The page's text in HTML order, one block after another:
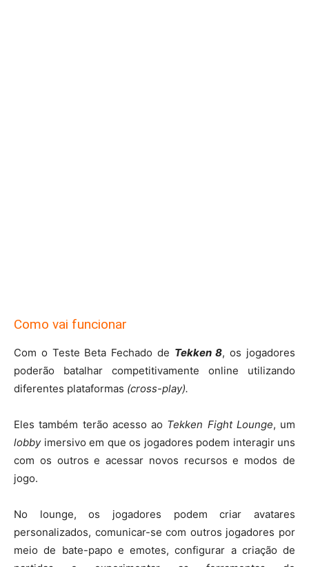
Como vai funcionar
Com o Teste Beta Fechado de Tekken 8, os jogadores
poderão batalhar competitivamente online utilizando
diferentes plataformas (cross-play).
Eles também terão acesso ao Tekken Fight Lounge, um
lobbyimersivo em que os jogadores podem interagir uns
com os outros e acessar novos recursos e modos de
jogo.
No lounge, os jogadores podem criar avatares
personalizados, comunicar-se com outros jogadores por
meio de bate-papo e emotes, configurar a criação de